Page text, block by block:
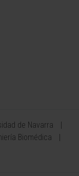
de Navarra
Biomédica